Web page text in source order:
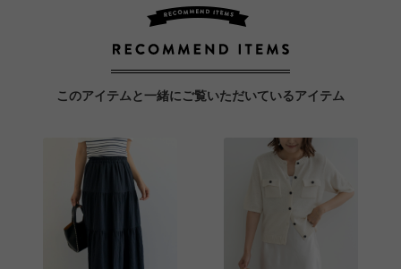
このアイテムと一緒にご覧いただいているアイテム